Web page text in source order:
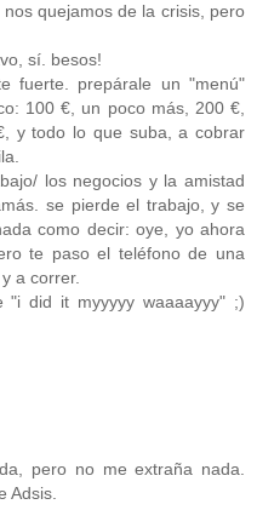
quejamos de la crisis, pero
sí. besos!
fuerte. prepárale un "menú"
100 €, un poco más, 200 €,
y todo lo que suba, a cobrar
los negocios y la amistad
se pierde el trabajo, y se
como decir: oye, yo ahora
te paso el teléfono de una
a correr.
"i did it myyyyy waaaayyy" ;)
pero no me extraña nada.
Adsis.